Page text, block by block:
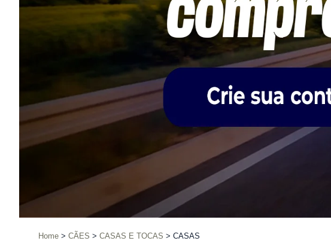
Home CÃES CASAS E TOCAS CASAS